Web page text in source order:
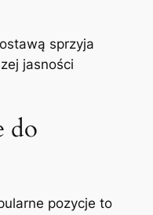
sprzyja
jasności
do
pozycje to